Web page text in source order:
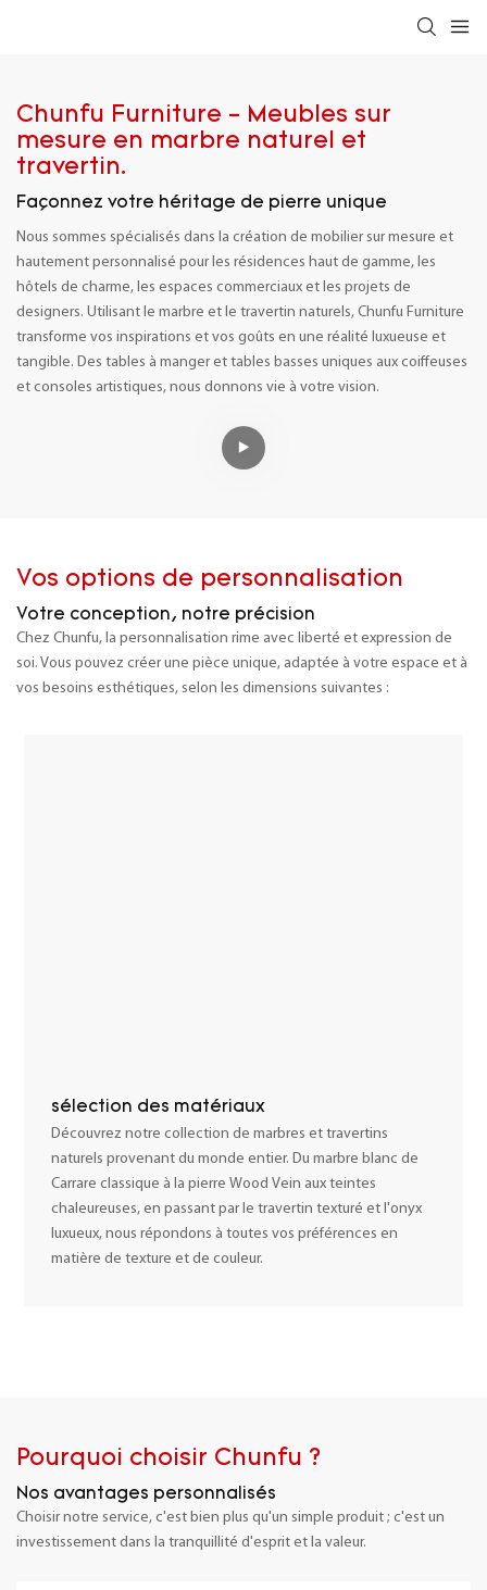
Chunfu Furniture - Meubles sur
mesure en marbre naturel et
travertin.
Façonnez votre héritage de pierre unique
Nous sommes spécialisés dans la création de mobilier sur mesure et
hautement personnalisé pour les résidences haut de gamme, les
hôtels de charme, les espaces commerciaux et les projets de
designers. Utilisant le marbre et le travertin naturels, Chunfu Furniture
transforme vos inspirations et vos goûts en une réalité luxueuse et
tangible. Des tables à manger et tables basses uniques aux coiffeuses
et consoles artistiques, nous donnons vie à votre vision.
Vos options de personnalisation
Votre conception, notre précision
Chez Chunfu, la personnalisation rime avec liberté et expression de
soi. Vous pouvez créer une pièce unique, adaptée à votre espace et à
vos besoins esthétiques, selon les dimensions suivantes :
sélection des matériaux
Découvrez notre collection de marbres et travertins
naturels provenant du monde entier. Du marbre blanc de
Carrare classique à la pierre Wood Vein aux teintes
chaleureuses, en passant par le travertin texturé et l'onyx
luxueux, nous répondons à toutes vos préférences en
matière de texture et de couleur.
Pourquoi choisir Chunfu ?
Nos avantages personnalisés
Choisir notre service, c'est bien plus qu'un simple produit ; c'est un
investissement dans la tranquillité d'esprit et la valeur.